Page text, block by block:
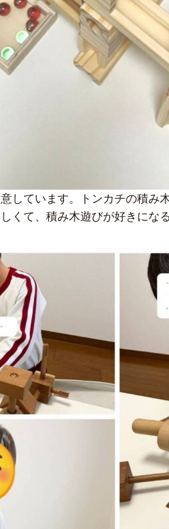
しています。トンカチの積み
くて、積み木遊びが好きにな